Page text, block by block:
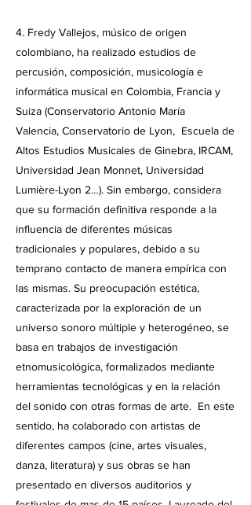
4. Fredy Vallejos, músico de origen
colombiano, ha realizado estudios de
percusión, composición, musicología e
informática musical en Colombia, Francia y
Suiza (Conservatorio Antonio María
Valencia, Conservatorio de Lyon, Escuela de
Altos Estudios Musicales de Ginebra, IRCAM,
Universidad Jean Monnet, Universidad
Lumière-Lyon 2…). Sin embargo, considera
que su formación definitiva responde a la
influencia de diferentes músicas
tradicionales y populares, debido a su
temprano contacto de manera empírica con
las mismas. Su preocupación estética,
caracterizada por la exploración de un
universo sonoro múltiple y heterogéneo, se
basa en trabajos de investigación
etnomusicológica, formalizados mediante
herramientas tecnológicas y en la relación
del sonido con otras formas de arte. En este
sentido, ha colaborado con artistas de
diferentes campos (cine, artes visuales,
danza, literatura) y sus obras se han
presentado en diversos auditorios y